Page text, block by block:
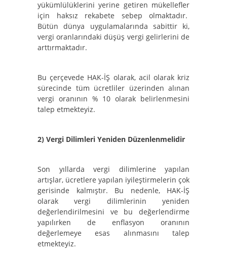
yükümlülüklerini yerine getiren mükellefler
için haksız rekabete sebep olmaktadır.
Bütün dünya uygulamalarında sabittir ki,
vergi oranlarındaki düşüş vergi gelirlerini de
arttırmaktadır.
Bu çerçevede HAK-İŞ olarak, acil olarak kriz
sürecinde tüm ücretliler üzerinden alınan
vergi oranının % 10 olarak belirlenmesini
talep etmekteyiz.
2) Vergi Dilimleri Yeniden Düzenlenmelidir
Son yıllarda vergi dilimlerine yapılan
artışlar, ücretlere yapılan iyileştirmelerin çok
gerisinde kalmıştır. Bu nedenle, HAK-İŞ
olarak vergi dilimlerinin yeniden
değerlendirilmesini ve bu değerlendirme
yapılırken de enflasyon oranının
değerlemeye esas alınmasını talep
etmekteyiz.